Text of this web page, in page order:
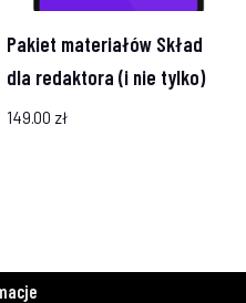
Pakiet materiałów Skład
dla redaktora (i nie tylko)
149.00 zł